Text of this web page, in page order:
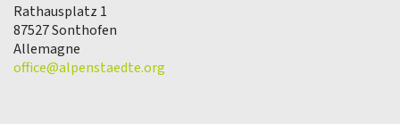
Rathausplatz 1
87527 Sonthofen
Allemagne
office@alpenstaedte.org